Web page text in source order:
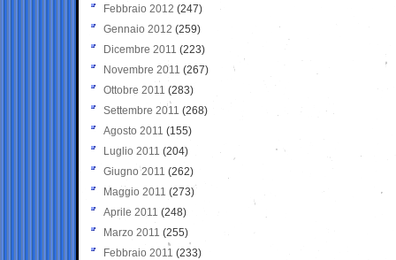
Febbraio 2012 (247)
Gennaio 2012 (259)
Dicembre 2011 (223)
Novembre 2011 (267)
Ottobre 2011 (283)
Settembre 2011 (268)
Agosto 2011 (155)
Luglio 2011 (204)
Giugno 2011 (262)
Maggio 2011 (273)
Aprile 2011 (248)
Marzo 2011 (255)
Febbraio 2011 (233)